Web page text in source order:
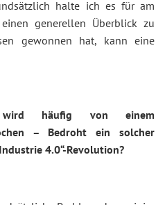
halte ich es für am
generellen Überblick zu
gewonnen hat, kann eine
häufig von einem
– Bedroht ein solcher
4.0“-Revolution?